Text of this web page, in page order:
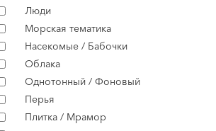
Люди
Морская тематика
Насекомые / Бабочки
Облака
Однотонный / Фоновый
Перья
Плитка / Мрамор